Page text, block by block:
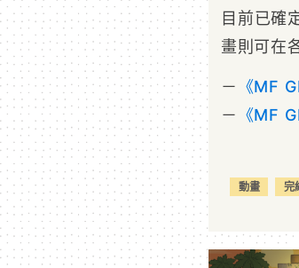
目前已確
畫則可在
－ 《MF
－ 《MF
動畫 完